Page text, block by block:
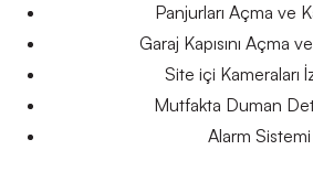
Panjurları Açma ve
Garaj Kapısını Açma
Site içi Kameraları
Mutfakta Duman
Alarm Sistemi